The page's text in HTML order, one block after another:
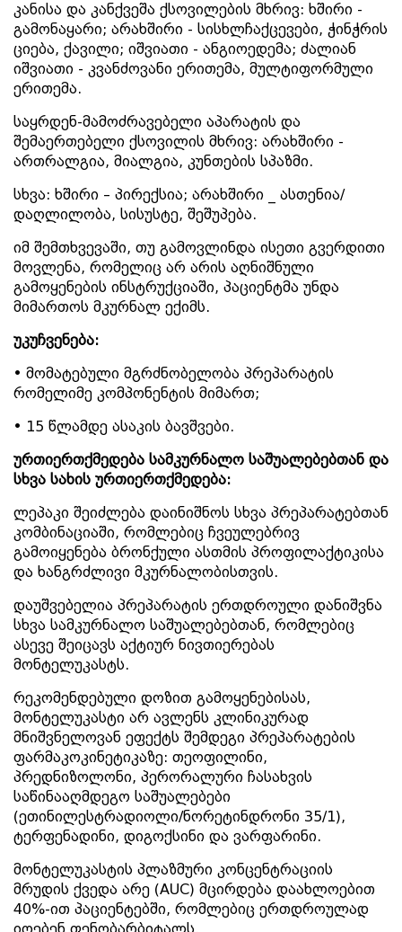
კანისა და კანქვეშა ქსოვილების მხრივ: ხშირი -
გამონაყარი; არახშირი - სისხლჩაქცევები, ჭინჭრის
ციება, ქავილი; იშვიათი - ანგიოედემა; ძალიან
იშვიათი - კვანძოვანი ერითემა, მულტიფორმული
ერითემა.
საყრდენ-მამოძრავებელი აპარატის და
შემაერთებელი ქსოვილის მხრივ: არახშირი -
ართრალგია, მიალგია, კუნთების სპაზმი.
სხვა: ხშირი – პირექსია; არახშირი _ ასთენია/
დაღლილობა, სისუსტე, შეშუპება.
იმ შემთხვევაში, თუ გამოვლინდა ისეთი გვერდითი
მოვლენა, რომელიც არ არის აღნიშნული
გამოყენების ინსტრუქციაში, პაციენტმა უნდა
მიმართოს მკურნალ ექიმს.
უკუჩვენება:
• მომატებული მგრძნობელობა პრეპარატის
რომელიმე კომპონენტის მიმართ;
• 15 წლამდე ასაკის ბავშვები.
ურთიერთქმედება სამკურნალო საშუალებებთან და
სხვა სახის ურთიერთქმედება:
ლეპაკი შეიძლება დაინიშნოს სხვა პრეპარატებთან
კომბინაციაში, რომლებიც ჩვეულებრივ
გამოიყენება ბრონქული ასთმის პროფილაქტიკისა
და ხანგრძლივი მკურნალობისთვის.
დაუშვებელია პრეპარატის ერთდროული დანიშვნა
სხვა სამკურნალო საშუალებებთან, რომლებიც
ასევე შეიცავს აქტიურ ნივთიერებას
მონტელუკასტს.
რეკომენდებული დოზით გამოყენებისას,
მონტელუკასტი არ ავლენს კლინიკურად
მნიშვნელოვან ეფექტს შემდეგი პრეპარატების
ფარმაკოკინეტიკაზე: თეოფილინი,
პრედნიზოლონი, პერორალური ჩასახვის
საწინააღმდეგო საშუალებები
(ეთინილესტრადიოლი/ნორეტინდრონი 35/1),
ტერფენადინი, დიგოქსინი და ვარფარინი.
მონტელუკასტის პლაზმური კონცენტრაციის
მრუდის ქვედა არე (AUC) მცირდება დაახლოებით
40%-ით პაციენტებში, რომლებიც ერთდროულად